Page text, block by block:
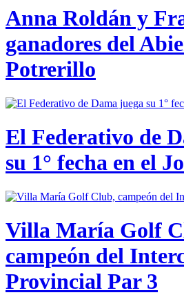
Anna Roldán y
ganadores del
Potrerillo
El Federativo de
su 1° fecha en el
Villa María Golf
campeón del
Provincial Par 3